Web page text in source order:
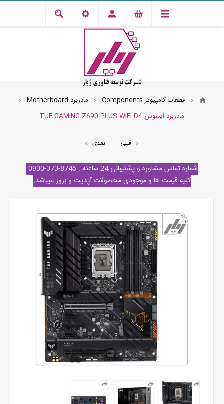
قطعات کامپیوتر Components
مادربرد Motherboard
مادربرد ایسوس TUF GAMING Z690-PLUS WIFI D4
قبلی بعدی
شماره تماس مشاوره و پشتیبانی 24 ساعته : 8746-373-0930
کلیه قیمت ها و موجودی محصولات آپدیت و بروز میباشد.